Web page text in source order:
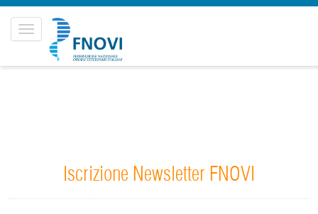
Toggle
navigation
Iscrizione Newsletter FNOVI